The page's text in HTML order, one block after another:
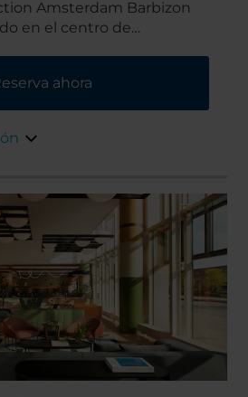
Amsterdam Barbizon
en el centro de
siglo XVII, es una
ahora